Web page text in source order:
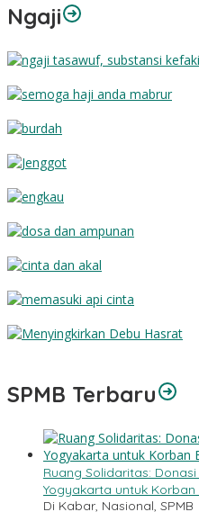
Ngaji
SPMB Terbaru
Ruang Solidaritas: Donasi
Yogyakarta untuk
Di Kabar, Nasional, SPMB